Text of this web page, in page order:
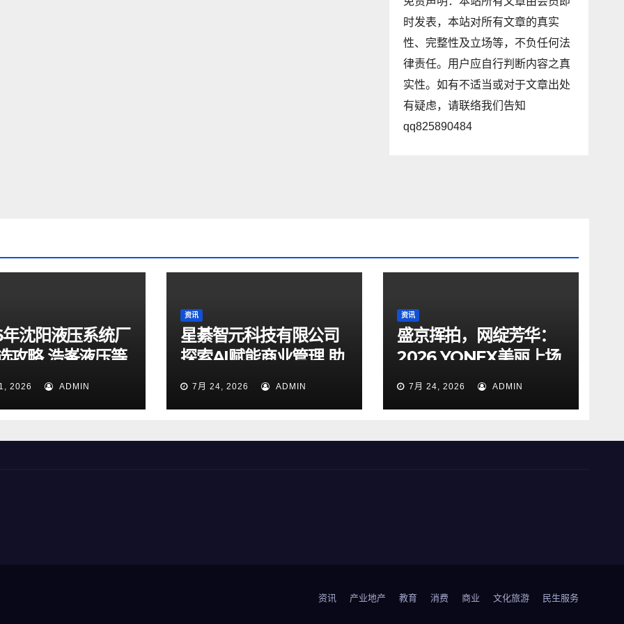
时发表，本站对所有文章的真实
性、完整性及立场等，不负任何法
律责任。用户应自行判断内容之真
实性。如有不适当或对于文章出处
有疑虑，请联络我们告知
qq825890484
沈阳液压系统厂
攻略 浩峯液压等
测梳理
2026 ADMIN
资讯
星綦智元科技有限公司
探索AI赋能商业管理 助
力企业科学决策
7月 24, 2026 ADMIN
资讯
盛京挥拍，网绽芳华：
2026 YONEX美丽上场
女子网球交流赛沈阳站
7月 24, 2026 ADMIN
资讯 产业地产 教育 消费 商业 文化旅游 民生服务